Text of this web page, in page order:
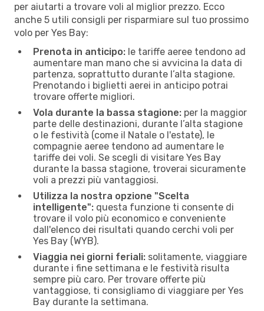
per aiutarti a trovare voli al miglior prezzo. Ecco
anche 5 utili consigli per risparmiare sul tuo prossimo
volo per Yes Bay:
Prenota in anticipo: le tariffe aeree tendono ad
aumentare man mano che si avvicina la data di
partenza, soprattutto durante l’alta stagione.
Prenotando i biglietti aerei in anticipo potrai
trovare offerte migliori.
Vola durante la bassa stagione: per la maggior
parte delle destinazioni, durante l’alta stagione
o le festività (come il Natale o l'estate), le
compagnie aeree tendono ad aumentare le
tariffe dei voli. Se scegli di visitare Yes Bay
durante la bassa stagione, troverai sicuramente
voli a prezzi più vantaggiosi.
Utilizza la nostra opzione "Scelta
intelligente": questa funzione ti consente di
trovare il volo più economico e conveniente
dall'elenco dei risultati quando cerchi voli per
Yes Bay (WYB).
Viaggia nei giorni feriali: solitamente, viaggiare
durante i fine settimana e le festività risulta
sempre più caro. Per trovare offerte più
vantaggiose, ti consigliamo di viaggiare per Yes
Bay durante la settimana.